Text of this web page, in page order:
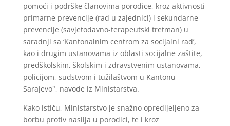
pomoći i podrške članovima porodice, kroz aktivnosti
primarne prevencije (rad u zajednici) i sekundarne
prevencije (savjetodavno-terapeutski tretman) u
saradnji sa ‘Kantonalnim centrom za socijalni rad’,
kao i drugim ustanovama iz oblasti socijalne zaštite,
predškolskim, školskim i zdravstvenim ustanovama,
policijom, sudstvom i tužilaštvom u Kantonu
Sarajevo", navode iz Ministarstva.
Kako ističu, Ministarstvo je snažno opredijeljeno za
borbu protiv nasilja u porodici, te i kroz